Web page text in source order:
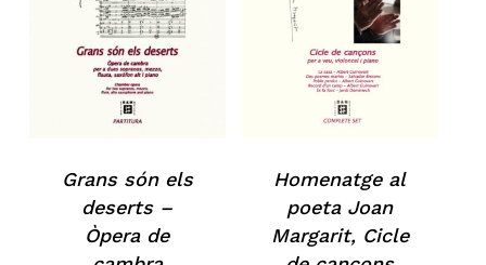
Grans són els
deserts –
Òpera de
Homenatge al
poeta Joan
Margarit, Cicle